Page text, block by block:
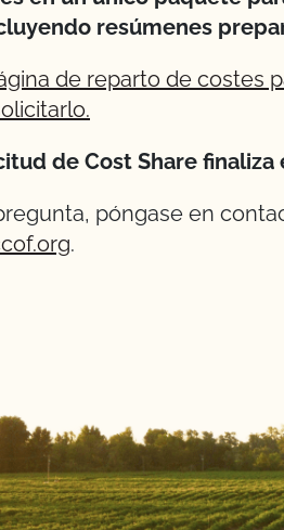
resúmenes
de reparto de costes
de Cost Share finaliza
póngase en
.